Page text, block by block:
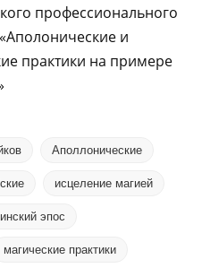
профессионального
и
практики на примере
Аполлонические
исцеление магией
эпос
магические практики